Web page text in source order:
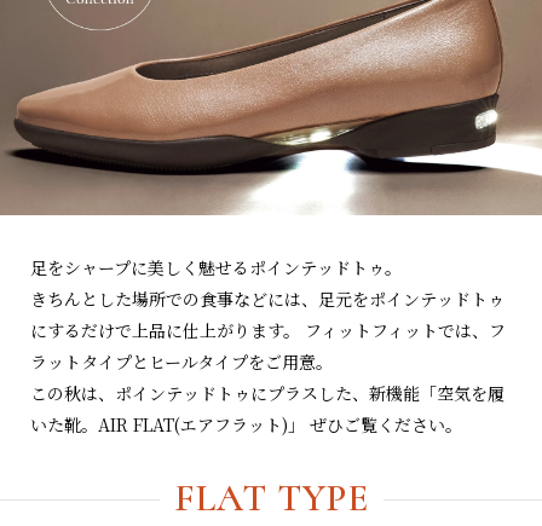
足をシャープに美しく魅せるポインテッドトゥ。
きちんとした場所での食事などには、足元をポインテッドトゥ
にするだけで上品に仕上がります。 フィットフィットでは、フ
ラットタイプとヒールタイプをご用意。
この秋は、ポインテッドトゥにプラスした、新機能「空気を履
いた靴。AIR FLAT(エアフラット)」 ぜひご覧ください。
FLAT TYPE